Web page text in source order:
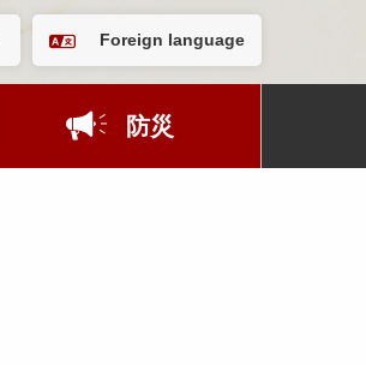
Foreign language
防災